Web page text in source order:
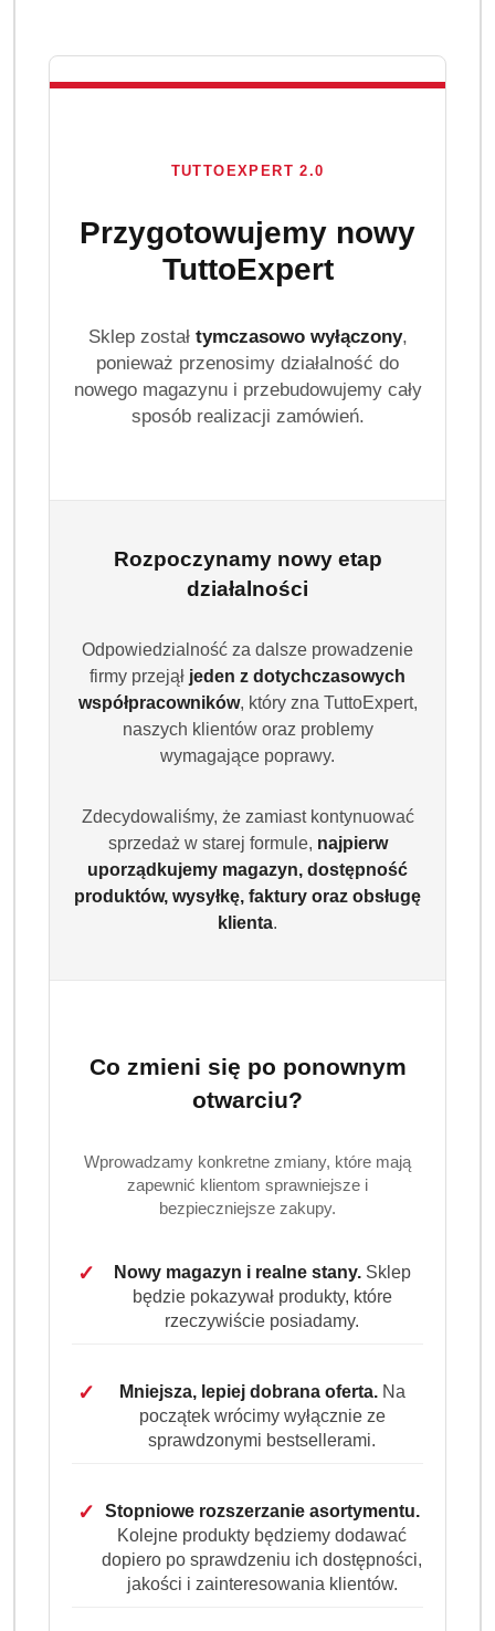
ziarnista
Gimoka Aroma Classico 1kg to intensywna włoska kawa
ziarnista o mocnym smaku, ciemnym paleniu i gęstej
TUTTOEXPERT 2.0
Przygotowujemy nowy
TuttoExpert
Sklep został tymczasowo wyłączony,
ponieważ przenosimy działalność do
nowego magazynu i przebudowujemy cały
sposób realizacji zamówień.
Rozpoczynamy nowy etap
działalności
Odpowiedzialność za dalsze prowadzenie
firmy przejął jeden z dotychczasowych
współpracowników, który zna TuttoExpert,
naszych klientów oraz problemy
wymagające poprawy.
Zdecydowaliśmy, że zamiast kontynuować
sprzedaż w starej formule, najpierw
uporządkujemy magazyn, dostępność
produktów, wysyłkę, faktury oraz obsługę
klienta.
Co zmieni się po ponownym
otwarciu?
Wprowadzamy konkretne zmiany, które mają
zapewnić klientom sprawniejsze i
bezpieczniejsze zakupy.
✓ Nowy magazyn i realne stany.Sklep
będzie pokazywał produkty, które
rzeczywiście posiadamy.
✓ Mniejsza, lepiej dobrana oferta.Na
początek wrócimy wyłącznie ze
sprawdzonymi bestsellerami.
✓
Stopniowe rozszerzanie asortymentu.
Kolejne produkty będziemy dodawać
dopiero po sprawdzeniu ich dostępności,
jakości i zainteresowania klientów.